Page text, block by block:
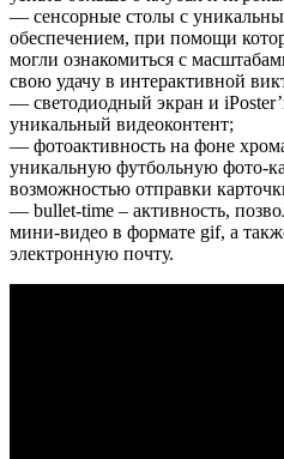
— сенсорные столы с
обеспечением, при помощи
могли ознакомиться с
свою удачу в интерактивной
— светодиодный экран и
уникальный видеоконтент;
— фотоактивность на фоне
уникальную футбольную фото-
возможностью отправки
— bullet-time – активность,
мини-видео в формате gif, а
электронную почту.